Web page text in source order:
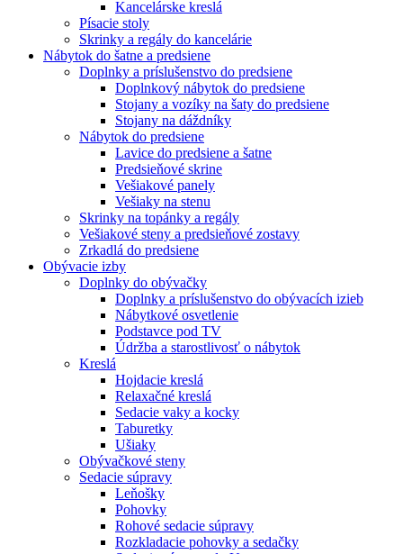
Kancelárske kreslá
Písacie stoly
Skrinky a regály do kancelárie
Nábytok do šatne a predsiene
Doplnky a príslušenstvo do predsiene
Doplnkový nábytok do predsiene
Stojany a vozíky na šaty do predsiene
Stojany na dáždníky
Nábytok do predsiene
Lavice do predsiene a šatne
Predsieňové skrine
Vešiakové panely
Vešiaky na stenu
Skrinky na topánky a regály
Vešiakové steny a predsieňové zostavy
Zrkadlá do predsiene
Obývacie izby
Doplnky do obývačky
Doplnky a príslušenstvo do obývacích izieb
Nábytkové osvetlenie
Podstavce pod TV
Údržba a starostlivosť o nábytok
Kreslá
Hojdacie kreslá
Relaxačné kreslá
Sedacie vaky a kocky
Taburetky
Ušiaky
Obývačkové steny
Sedacie súpravy
Leňošky
Pohovky
Rohové sedacie súpravy
Rozkladacie pohovky a sedačky